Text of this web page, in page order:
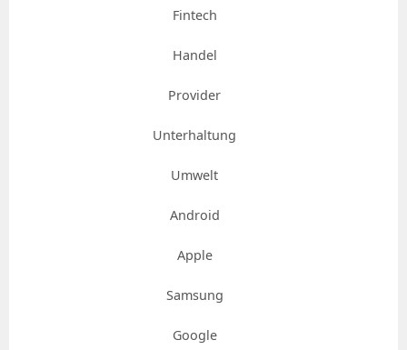
Fintech
Handel
Provider
Unterhaltung
Umwelt
Android
Apple
Samsung
Google